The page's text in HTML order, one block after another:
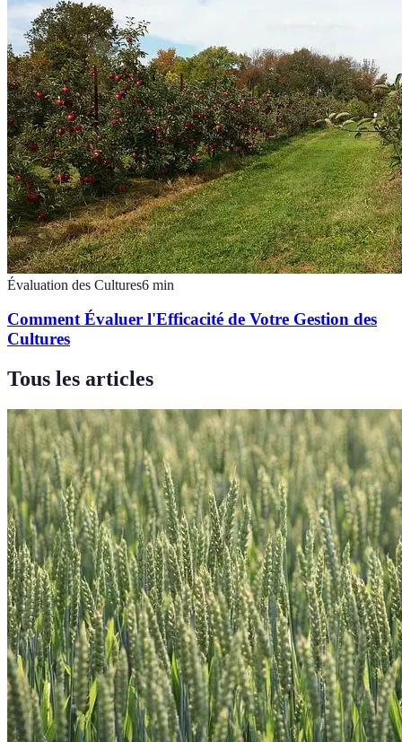
Évaluation des Cultures6 min
Comment Évaluer l'Efficacité de Votre Gestion des
Cultures
Tous les articles